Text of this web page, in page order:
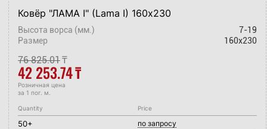
Ковёр "ЛАМА I" (Lama I) 160х230
Высота ворса (мм.)
7-19
Размер
160x230
76 825.01₸
42 253.74₸
Розничная цена
за 1 пог. м.
Quantity
50+
Price
по запросу